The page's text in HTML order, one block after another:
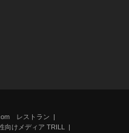
レストラン
向けメディア TRILL